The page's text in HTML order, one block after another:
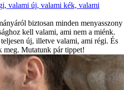
valami új, valami kék, valami
biztosan minden menyasszony
kell valami, ami nem a miénk.
új, illetve valami, ami régi. És
meg. Mutatunk pár tippet!